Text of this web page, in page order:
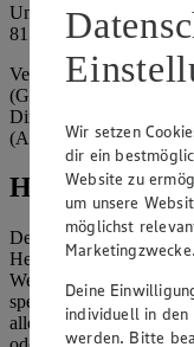
Umsatzsteuer-
815764015
Vertretungsberechtigte:
(Gesellschafter), Claus
Dirk Eßmann
Hinweise
Der Inhalt dieser
Herausgeber gewährt
Website bereitgestellten
speichern und zu
allerdings die
Wir setzen
dir ein
Website zu
um unsere
möglichst
Marketingzwecke.
Deine
individuell in den
werden. Bitte